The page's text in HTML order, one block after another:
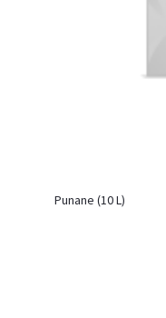
Punane (10 L)